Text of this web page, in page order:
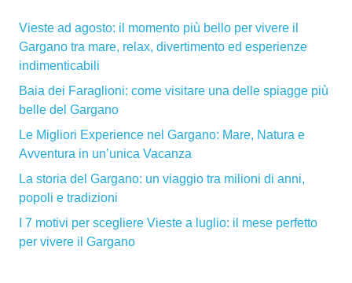
Vieste ad agosto: il momento più bello per vivere il
Gargano tra mare, relax, divertimento ed esperienze
indimenticabili
Baia dei Faraglioni: come visitare una delle spiagge più
belle del Gargano
Le Migliori Experience nel Gargano: Mare, Natura e
Avventura in un’unica Vacanza
La storia del Gargano: un viaggio tra milioni di anni,
popoli e tradizioni
I 7 motivi per scegliere Vieste a luglio: il mese perfetto
per vivere il Gargano